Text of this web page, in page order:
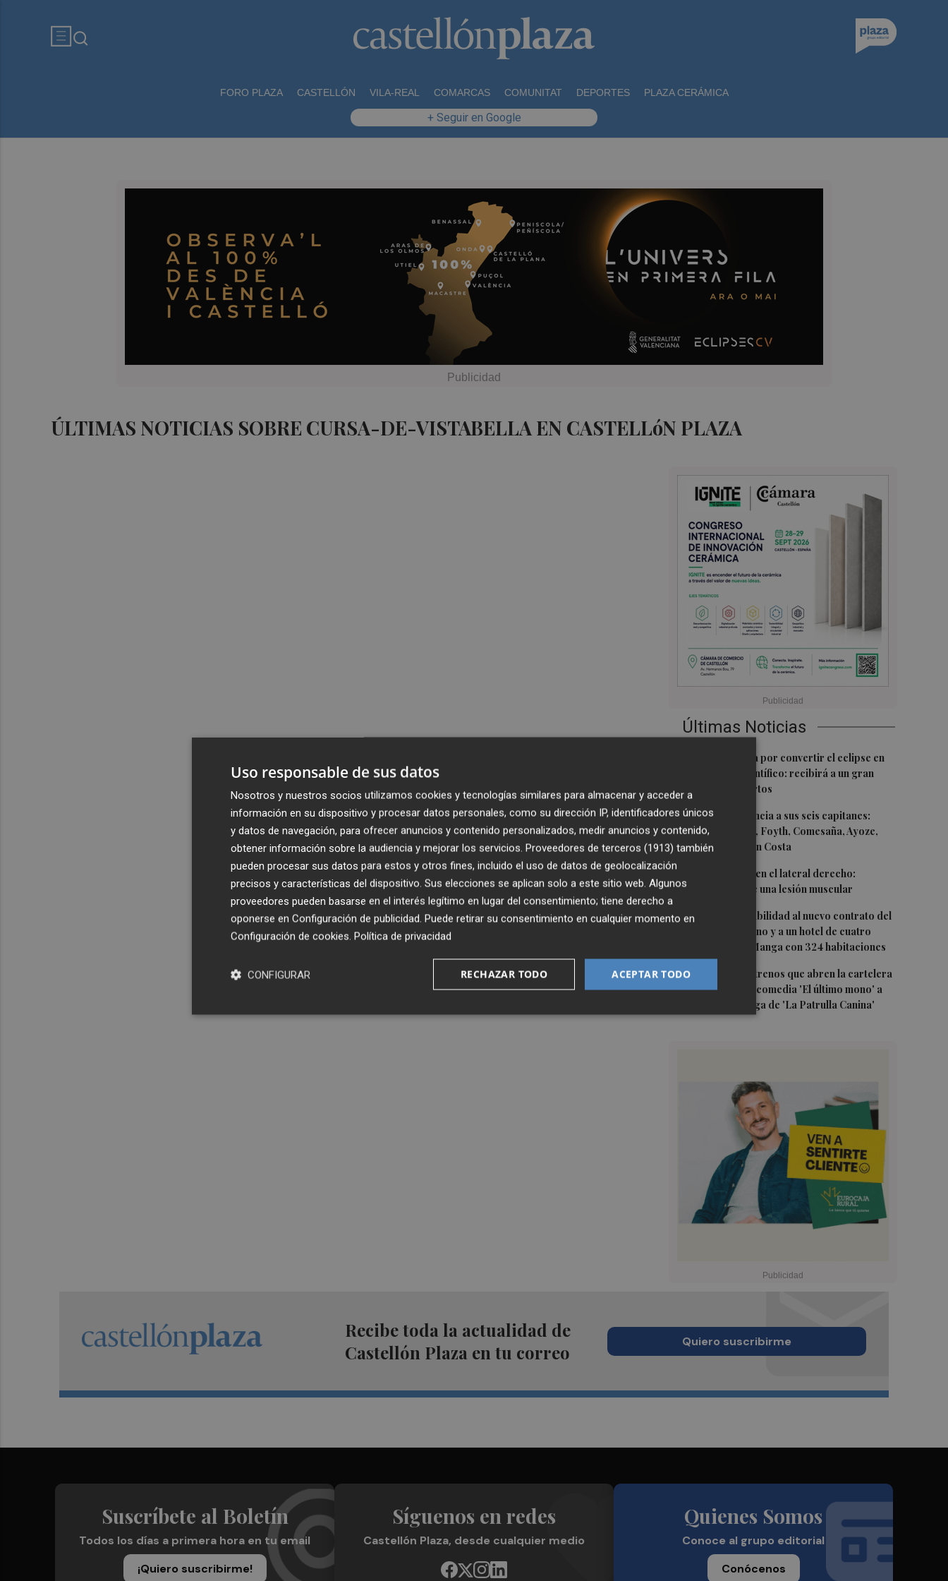
FORO PLAZA CASTELLÓN VILA-REAL COMARCAS COMUNITAT DEPORTES PLAZA CERÁMICA
+ Seguir en Google
ÚLTIMAS NOTICIAS SOBRE CURSA-DE-VISTABELLA EN CASTELLóN PLAZA
Últimas Noticias
Castelló apuesta por convertir el eclipse en
un referente científico: recibirá a un gran
equipo de expertos
2 El Villarreal anuncia a sus seis capitanes:
Gerard Moreno, Foyth, Comesaña, Ayoze,
Cardona y Logan Costa
3
Más problemas en el lateral derecho:
Monferrer sufre una lesión muscular
4 San Javier da viabilidad al nuevo contrato del
transporte urbano y a un hotel de cuatro
estrellas en La Manga con 324 habitaciones
5Estos son los estrenos que abren la cartelera
en agosto: de la comedia 'El último mono' a
una nueva entrega de 'La Patrulla Canina'
Recibe toda la actualidad de
Castellón Plaza en tu correo
Quiero suscribirme
Suscríbete al Boletín
Todos los días a primera hora en tu email
¡Quiero suscribirme!
Síguenos en redes
Castellón Plaza, desde cualquier medio
Quienes Somos
Conoce al grupo editorial
Conócenos
Uso responsable de sus datos
Nosotros y nuestros socios utilizamos cookies y tecnologías similares para almacenar y acceder a
información en su dispositivo y procesar datos personales, como su dirección IP, identificadores únicos
y datos de navegación, para ofrecer anuncios y contenido personalizados, medir anuncios y contenido,
obtener información sobre la audiencia y mejorar los servicios. Proveedores de terceros (1913) también
pueden procesar sus datos para estos y otros fines, incluido el uso de datos de geolocalización
precisos y características del dispositivo. Sus elecciones se aplican solo a este sitio web. Algunos
proveedores pueden basarse en el interés legítimo en lugar del consentimiento; tiene derecho a
oponerse en Configuración de publicidad. Puede retirar su consentimiento en cualquier momento en
Configuración de cookies. Política de privacidad
ACEPTAR TODO
RECHAZAR TODO
CONFIGURAR